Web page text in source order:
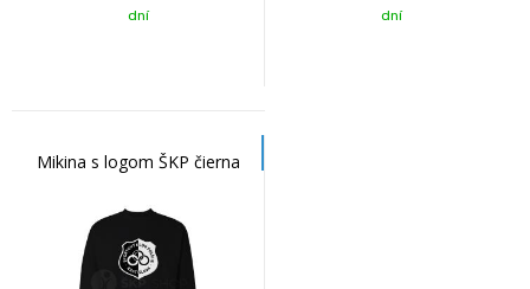
dní
dní
Mikina s logom ŠKP čierna